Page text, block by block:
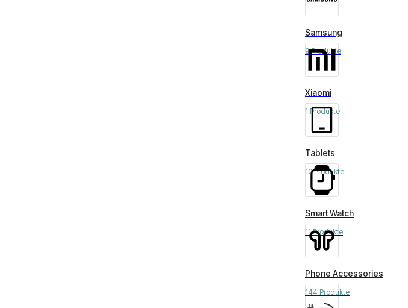
Samsung
9 Produkte
Xiaomi
1 Produkte
Tablets
10 Produkte
Smart Watch
11 Produkte
Phone Accessories
144 Produkte